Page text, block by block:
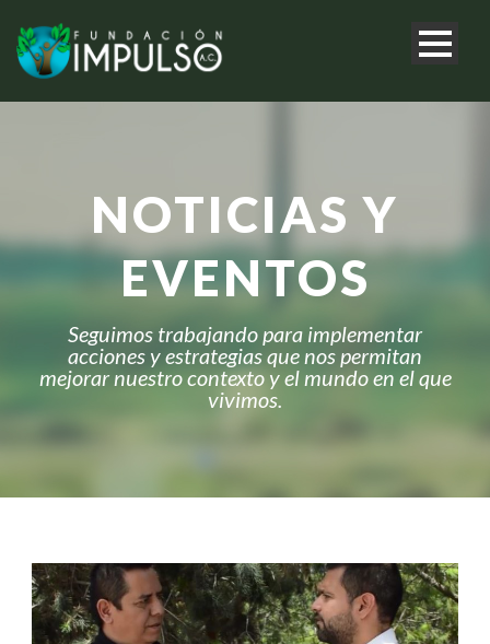
NOTICIAS Y
EVENTOS
Seguimos trabajando para implementar
acciones y estrategias que nos permitan
mejorar nuestro contexto y el mundo en el que
vivimos.